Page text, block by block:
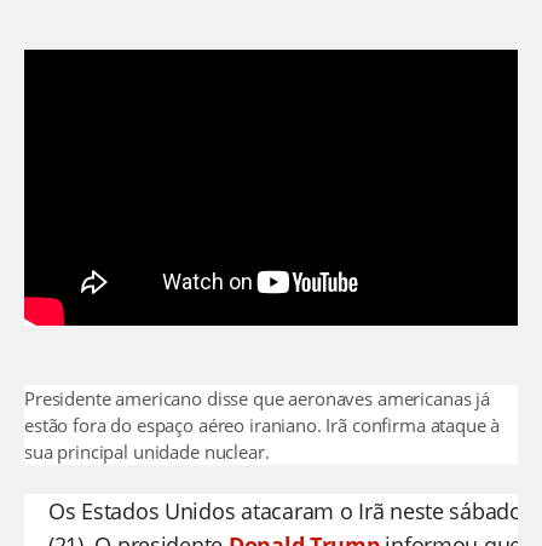
Presidente americano disse que aeronaves americanas já
estão fora do espaço aéreo iraniano. Irã confirma ataque à
sua principal unidade nuclear.
Os Estados Unidos atacaram o Irã neste sábado